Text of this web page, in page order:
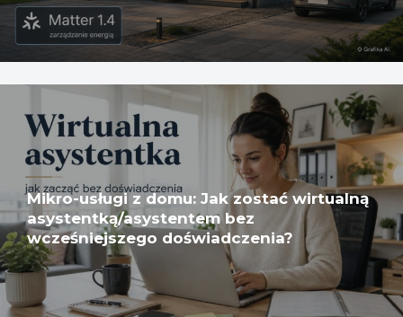
Mikro-usługi z domu: Jak zostać wirtualną
asystentką/asystentem bez
wcześniejszego doświadczenia?